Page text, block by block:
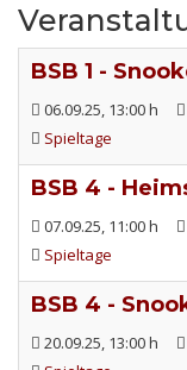
BSB 1 -
06.09.25, 13:00 h
Spieltage
BSB 4 -
07.09.25, 11:00 h
Spieltage
BSB 4 -
20.09.25, 13:00 h